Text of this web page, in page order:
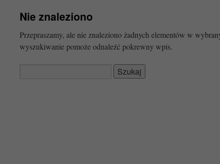
Nie znaleziono
Przepraszamy, ale nie znaleziono żadnych elementów w
wyszukiwanie pomoże odnaleźć pokrewny wpis.